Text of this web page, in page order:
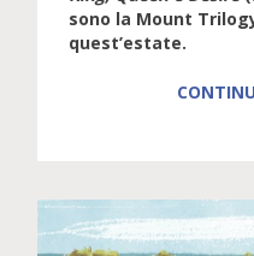
sono la Mount
quest’estate.